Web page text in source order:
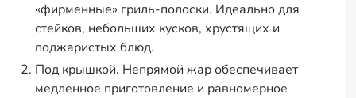
«фирменные» гриль-полоски. Идеально для
стейков, небольших кусков, хрустящих и
поджаристых блюд.
Под крышкой. Непрямой жар обеспечивает
медленное приготовление и равномерное